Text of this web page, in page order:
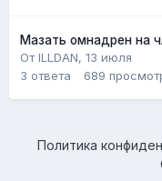
Мазать омнадрен на
От ILLDAN, 13 июля
3 ответа 689
Политика